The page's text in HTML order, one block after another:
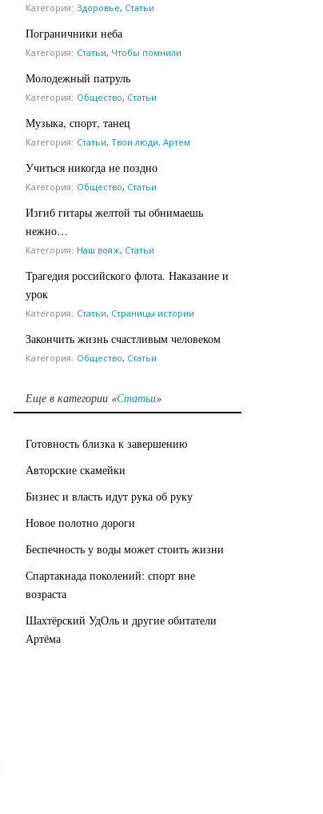
Категория: Здоровье, Статьи
Пограничники неба
Категория: Статьи, Чтобы помнили
Молодежный патруль
Категория: Общество, Статьи
Музыка, спорт, танец
Категория: Статьи, Твои люди, Артем
Учиться никогда не поздно
Категория: Общество, Статьи
Изгиб гитары желтой ты обнимаешь
нежно…
Категория: Наш вояж, Статьи
Трагедия российского флота. Наказание и
урок
Категория: Статьи, Страницы истории
Закончить жизнь счастливым человеком
Категория: Общество, Статьи
Еще в категории «Статьи»
Готовность близка к завершению
Авторские скамейки
Бизнес и власть идут рука об руку
Новое полотно дороги
Беспечность у воды может стоить жизни
Спартакиада поколений: спорт вне
возраста
Шахтёрский УдОль и другие обитатели
Артёма